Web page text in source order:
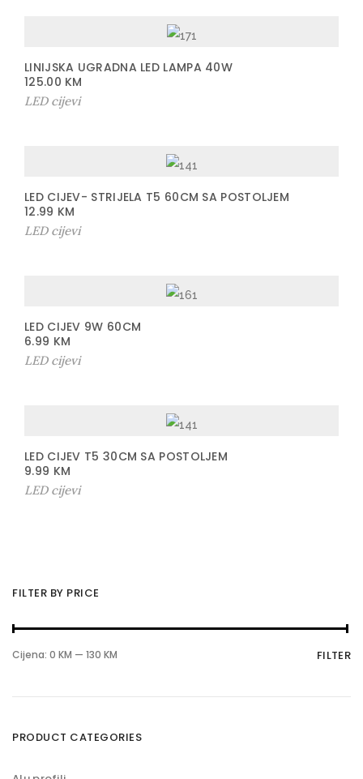
LINIJSKA UGRADNA LED LAMPA 40W
125.00 KM
LED cijevi
LED CIJEV- STRIJELA T5 60CM SA POSTOLJEM
12.99 KM
LED cijevi
LED CIJEV 9W 60CM
6.99 KM
LED cijevi
LED CIJEV T5 30CM SA POSTOLJEM
9.99 KM
LED cijevi
FILTER BY PRICE
M
i
l
M
s
a
FILTER
Cijena: 0 KM — 130 KM
PRODUCT CATEGORIES